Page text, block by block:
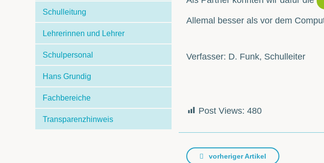
Schulleitung
Lehrerinnen und Lehrer
Schulpersonal
Hans Grundig
Fachbereiche
Transparenzhinweis
Allemal besser als vor dem
Verfasser: D. Funk, Schulleiter
Post Views: 480
vorheriger Artikel